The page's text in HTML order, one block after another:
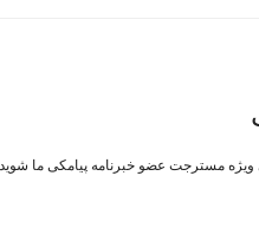
مسترجت عضو خبرنامه پیامکی ما شوید.